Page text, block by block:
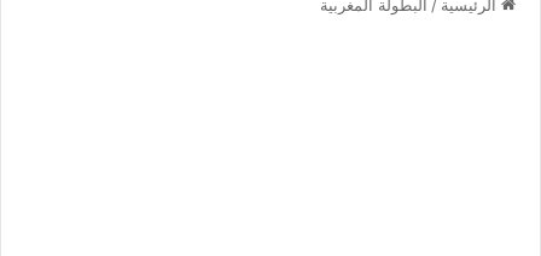
الرئيسية / البطولة المغربية